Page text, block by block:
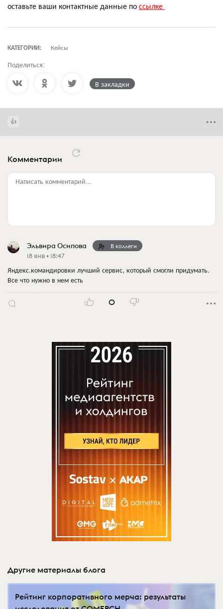
оставьте ваши контактные данные поссылке
КАТЕГОРИИ: Кейсы
Поделиться:
В закладки
Комментарии
Написать комментарий...
Эльвира Осипова В коллеги
18 янв • 18:47
Яндекс.командировки лучший сервис, который смогли придумать.
Все что нужно в нем есть
0
Другие материалы блога
Рейтинг корпоративного мерча: результаты